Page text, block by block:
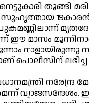
തൂങ്ങി
സുഹൃത്തായ
ഈ മാസം
പൊലീസിന് ലഭിച്ച